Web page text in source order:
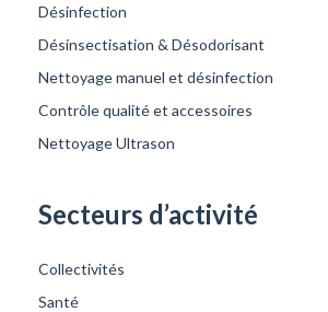
Désinfection
Désinsectisation & Désodorisant
Nettoyage manuel et désinfection
Contrôle qualité et accessoires
Nettoyage Ultrason
Secteurs d’activité
Collectivités
Santé